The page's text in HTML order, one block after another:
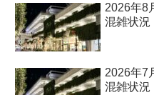
2026年8
混雑状況
2026年7
混雑状況